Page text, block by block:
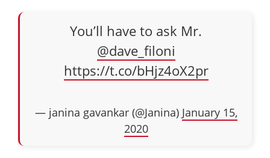
You’ll have to ask Mr.
@dave_filoni
https://t.co/bHjz4oX2pr
— janina gavankar (@Janina) January 15,
2020